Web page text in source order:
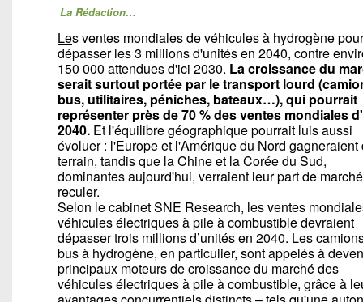
La Rédaction…
Les ventes mondiales de véhicules à hydrogène
dépasser les 3 millions d'unités en 2040, contre
150 000 attendues d'ici 2030. La croissance du
serait surtout portée par le transport lourd
bus, utilitaires, péniches, bateaux…), qui pourrait
représenter près de 70 % des ventes mondiales
2040. Et l'équilibre géographique pourrait luis aussi
évoluer : l'Europe et l'Amérique du Nord gagneraient
terrain, tandis que la Chine et la Corée du Sud,
dominantes aujourd'hui, verraient leur part de marché
reculer.
Selon le cabinet SNE Research, les ventes
véhicules électriques à pile à combustible devraient
dépasser trois millions d’unités en 2040. Les
bus à hydrogène, en particulier, sont appelés à
principaux moteurs de croissance du marché des
véhicules électriques à pile à combustible, grâce à